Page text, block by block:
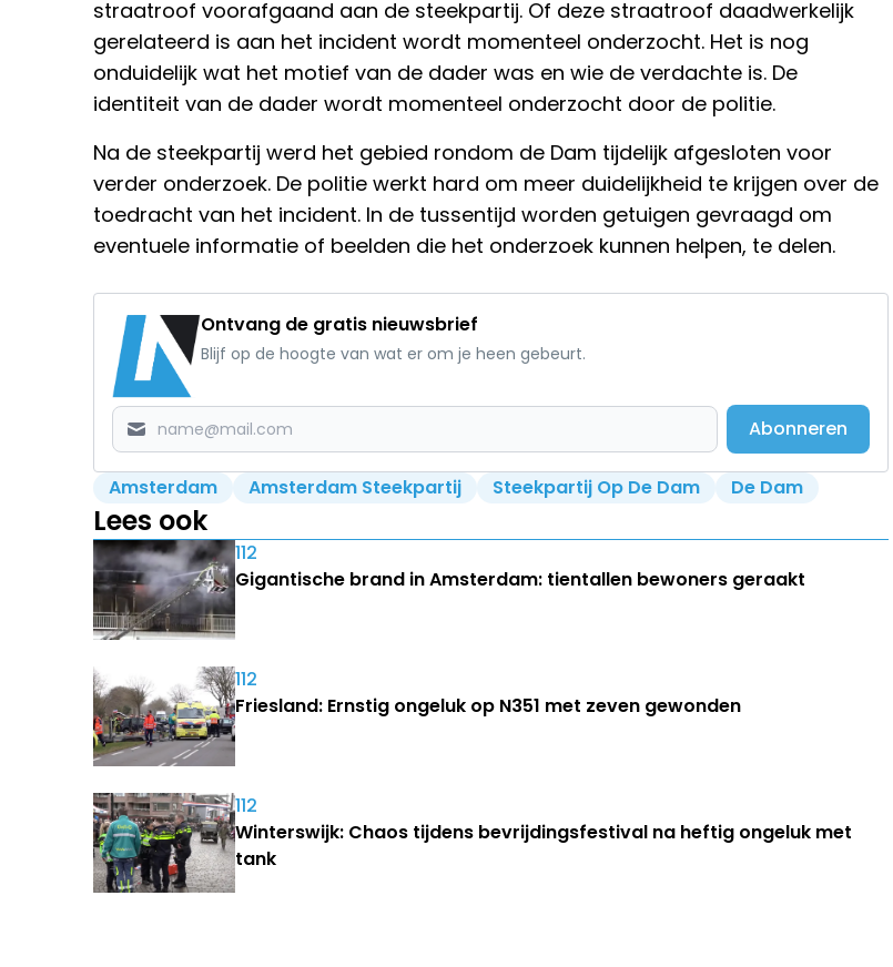
straatroof voorafgaand aan de steekpartij. Of deze straatroof daadwerkelijk
gerelateerd is aan het incident wordt momenteel onderzocht. Het is nog
onduidelijk wat het motief van de dader was en wie de verdachte is. De
identiteit van de dader wordt momenteel onderzocht door de politie.
Na de steekpartij werd het gebied rondom de Dam tijdelijk afgesloten voor
verder onderzoek. De politie werkt hard om meer duidelijkheid te krijgen over de
toedracht van het incident. In de tussentijd worden getuigen gevraagd om
eventuele informatie of beelden die het onderzoek kunnen helpen, te delen.
Ontvang de gratis nieuwsbrief
Blijf op de hoogte van wat er om je heen gebeurt.
Abonneren
Amsterdam Amsterdam Steekpartij Steekpartij Op De Dam De Dam
Lees ook
112
Gigantische brand in Amsterdam: tientallen bewoners geraakt
112
Friesland: Ernstig ongeluk op N351 met zeven gewonden
112
Winterswijk: Chaos tijdens bevrijdingsfestival na heftig ongeluk met
tank